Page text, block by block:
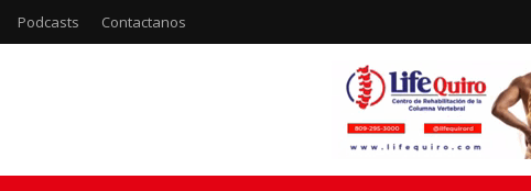
Podcasts Contactanos